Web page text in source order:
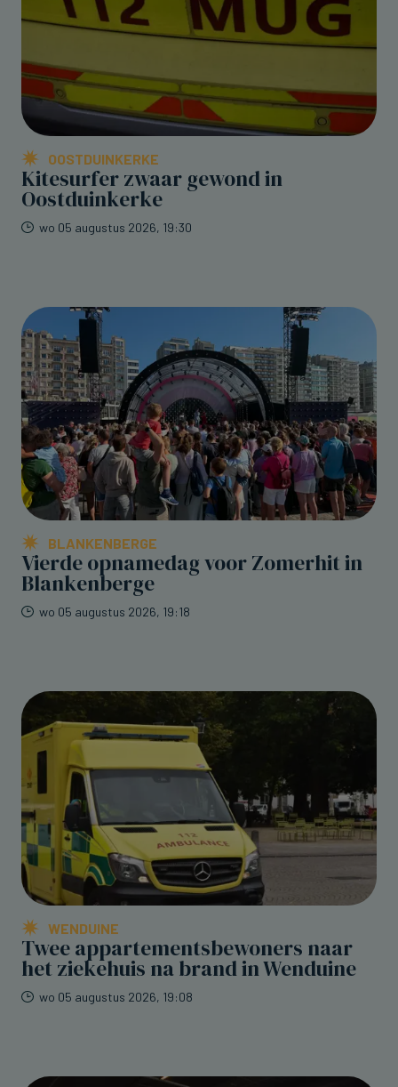
OOSTDUINKERKE
Kitesurfer zwaar gewond in
Oostduinkerke
wo 05 augustus 2026, 19:30
BLANKENBERGE
Vierde opnamedag voor Zomerhit in
Blankenberge
wo 05 augustus 2026, 19:18
WENDUINE
Twee appartementsbewoners naar
het ziekehuis na brand in Wenduine
wo 05 augustus 2026, 19:08